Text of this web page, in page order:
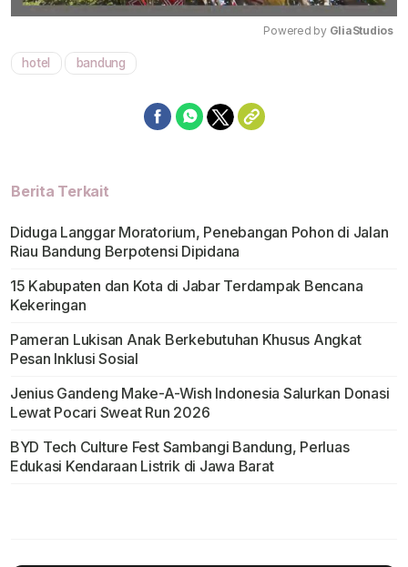
Powered by GliaStudios
hotel bandung
Berita Terkait
Diduga Langgar Moratorium, Penebangan Pohon di Jalan
Riau Bandung Berpotensi Dipidana
15 Kabupaten dan Kota di Jabar Terdampak Bencana
Kekeringan
Pameran Lukisan Anak Berkebutuhan Khusus Angkat
Pesan Inklusi Sosial
Jenius Gandeng Make-A-Wish Indonesia Salurkan Donasi
Lewat Pocari Sweat Run 2026
BYD Tech Culture Fest Sambangi Bandung, Perluas
Edukasi Kendaraan Listrik di Jawa Barat